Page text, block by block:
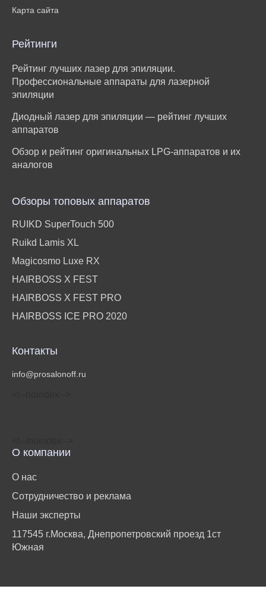
Карта сайта
Рейтинги
Рейтинг лучших лазер для эпиляции.
Профессиональные аппараты для лазерной
эпиляции
Диодный лазер для эпиляции — рейтинг лучших
аппаратов
Обзор и рейтинг оригинальных LPG-аппаратов и их
аналогов
Обзоры топовых аппаратов
RUIKD SuperTouch 500
Ruikd Lamis XL
Magicosmo Luxe RX
HAIRBOSS X FEST
HAIRBOSS X FEST PRO
HAIRBOSS ICE PRO 2020
Контакты
info@prosalonoff.ru
О компании
О нас
Сотрудничество и реклама
Наши эксперты
117545 г.Москва, Днепропетровский проезд 1ст
Южная